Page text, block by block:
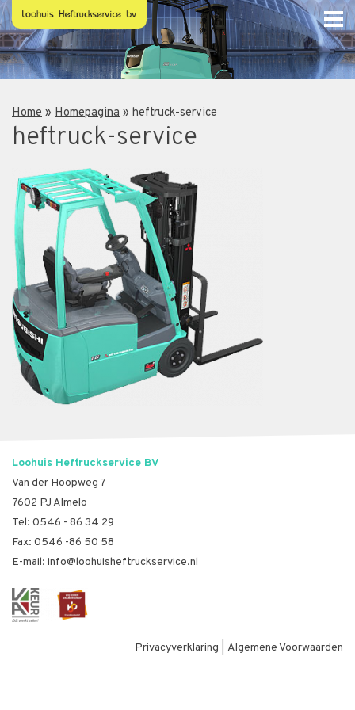
Home » Homepagina » heftruck-service
heftruck-service
Loohuis Heftruckservice BV
Van der Hoopweg 7
7602 PJ Almelo
Tel: 0546 - 86 34 29
Fax: 0546 -86 50 58
E-mail: info@loohuisheftruckservice.nl
Privacyverklaring Algemene Voorwaarden